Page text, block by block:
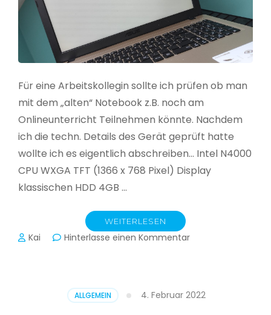
Für eine Arbeitskollegin sollte ich prüfen ob man
mit dem „alten“ Notebook z.B. noch am
Onlineunterricht Teilnehmen könnte. Nachdem
ich die techn. Details des Gerät geprüft hatte
wollte ich es eigentlich abschreiben… Intel N4000
CPU WXGA TFT (1366 x 768 Pixel) Display
klassischen HDD 4GB …
WEITERLESEN
Kai Hinterlasse einen Kommentarzu
ALLGEMEIN 4. Februar 2022